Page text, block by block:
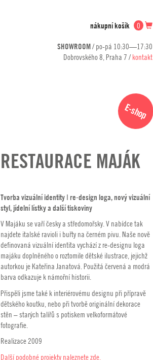
nákupní košík 0
SHOWROOM/ po-pá 10:30—17:30
Dobrovského 8, Praha 7 /kontakt
E-shop
RESTAURACE MAJÁK
Tvorba vizuální identity ǀ re-design loga, nový vizuální
styl, jídelní lístky a další tiskoviny
V Majáku se vaří česky a středomořsky. V nabídce tak
najdete italské ravioli i buřty na černém pivu. Naše nově
definovaná vizuální identita vychází z re-designu loga
majáku doplněného o roztomile dětské ilustrace, jejichž
autorkou je Kateřina Janatová. Použitá červená a modrá
barva odkazuje k námořní historii.
Přispěli jsme také k interiérovému designu při přípravě
dětského koutku, nebo při tvorbě originální dekorace
stěn – starých talířů s potiskem velkoformátové
fotografie.
Realizace 2009
Další podobné projekty naleznete zde.